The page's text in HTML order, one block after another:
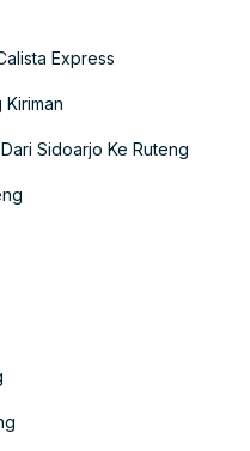
Express
Sidoarjo Ke Ruteng